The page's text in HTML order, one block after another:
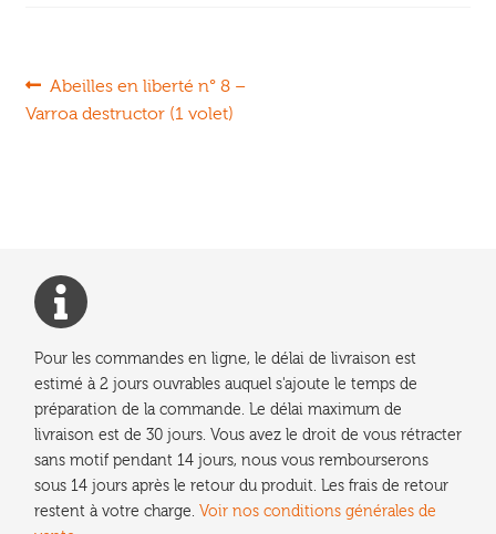
Navigation
Article
précédent :
Abeilles en liberté n° 8 –
Varroa destructor (1 volet)
Pour les commandes en ligne, le délai de livraison est
estimé à 2 jours ouvrables auquel s'ajoute le temps de
préparation de la commande. Le délai maximum de
livraison est de 30 jours. Vous avez le droit de vous rétracter
sans motif pendant 14 jours, nous vous rembourserons
sous 14 jours après le retour du produit. Les frais de retour
restent à votre charge. Voir nos conditions générales de